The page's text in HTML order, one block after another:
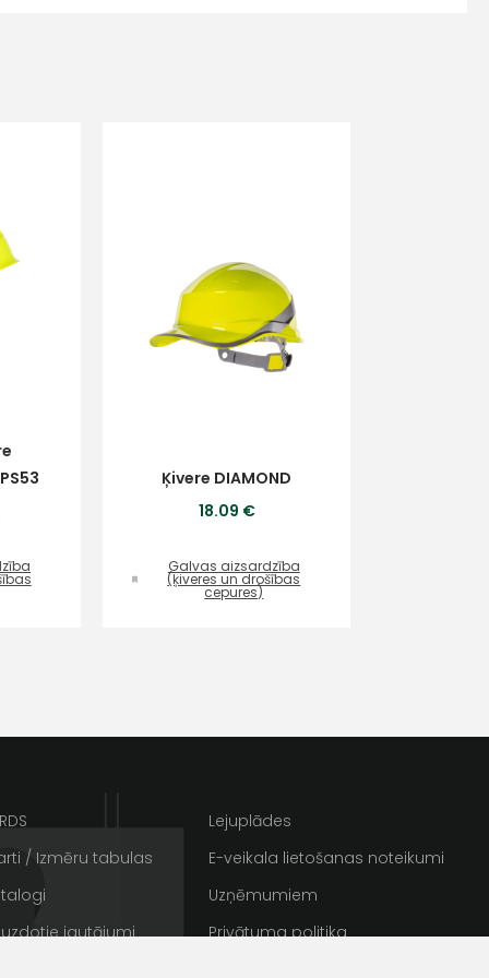
Ķivere DIAMOND
18.09 €
Galvas aizsardzība
(ķiveres un drošības
cepures)
/ Izmēru tabulas
uzdotie jautājumi
Lejuplādes
E-veikala lietošanas noteikumi
Uzņēmumiem
Privātuma politika
Kontakttālrunis
un īpašos piedāvājumus e-